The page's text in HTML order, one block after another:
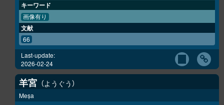
キーワード
画像有り
文献
66
Last-update:
2026-02-24
羊宮 ようぐう
Meṣa